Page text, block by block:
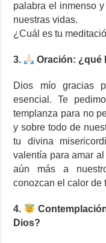
palabra el inmenso
nuestras vidas.
¿Cuál es tu
3. Oración: ¿qué
Dios mío gracias
esencial. Te
templanza para no
y sobre todo de
tu divina
valentía para amar
aún más a
conozcan el calor de
4.
Dios?